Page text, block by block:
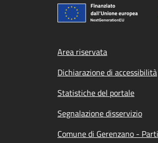
Footer menu
Area riservata
Dichiarazione di accessibilità
Statistiche del portale
Segnalazione disservizio
Comune di Gerenzano -